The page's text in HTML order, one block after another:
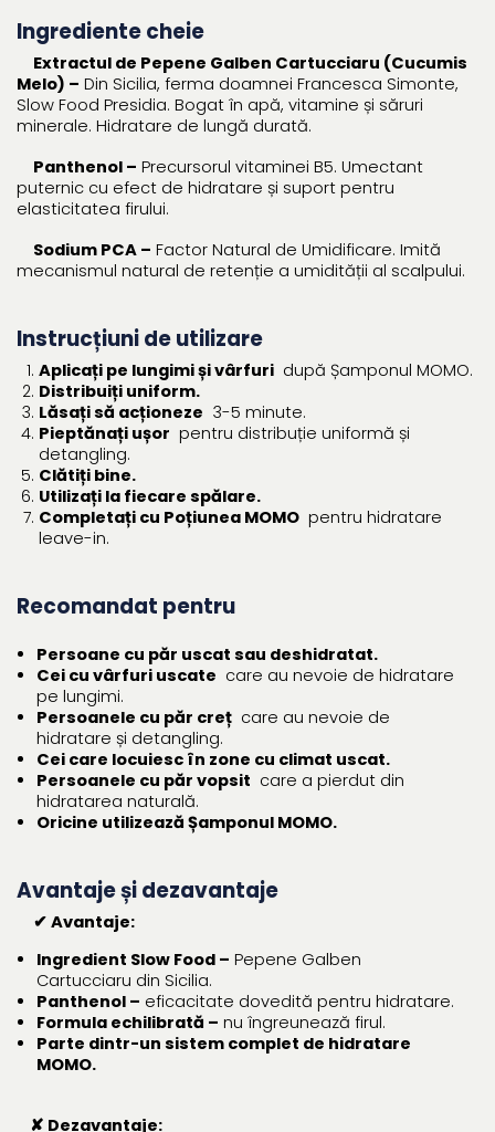
Ingrediente cheie
Extractul de Pepene Galben Cartucciaru (Cucumis
Melo) – Din Sicilia, ferma doamnei Francesca Simonte,
Slow Food Presidia. Bogat în apă, vitamine și săruri
minerale. Hidratare de lungă durată.
Panthenol – Precursorul vitaminei B5. Umectant
puternic cu efect de hidratare și suport pentru
elasticitatea firului.
Sodium PCA – Factor Natural de Umidificare. Imită
mecanismul natural de retenție a umidității al scalpului.
Instrucțiuni de utilizare
Aplicați pe lungimi și vârfuri după Șamponul MOMO.
Distribuiți uniform.
Lăsați să acționeze 3-5 minute.
Pieptănați ușor pentru distribuție uniformă și
detangling.
Clătiți bine.
Utilizați la fiecare spălare.
Completați cu Poțiunea MOMO pentru hidratare
leave-in.
Recomandat pentru
Persoane cu păr uscat sau deshidratat.
Cei cu vârfuri uscate care au nevoie de hidratare
pe lungimi.
Persoanele cu păr creț care au nevoie de
hidratare și detangling.
Cei care locuiesc în zone cu climat uscat.
Persoanele cu păr vopsit care a pierdut din
hidratarea naturală.
Oricine utilizează Șamponul MOMO.
Avantaje și dezavantaje
✔ Avantaje:
Ingredient Slow Food – Pepene Galben
Cartucciaru din Sicilia.
Panthenol – eficacitate dovedită pentru hidratare.
Formula echilibrată – nu îngreunează firul.
Parte dintr-un sistem complet de hidratare
MOMO.
✘ Dezavantaje: